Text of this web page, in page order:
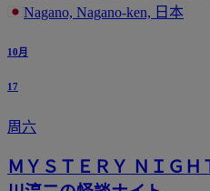
Nagano, Nagano-ken, 日本
10月
17
周六
ＭＹＳＴＥＲＹ ＮＩＧ